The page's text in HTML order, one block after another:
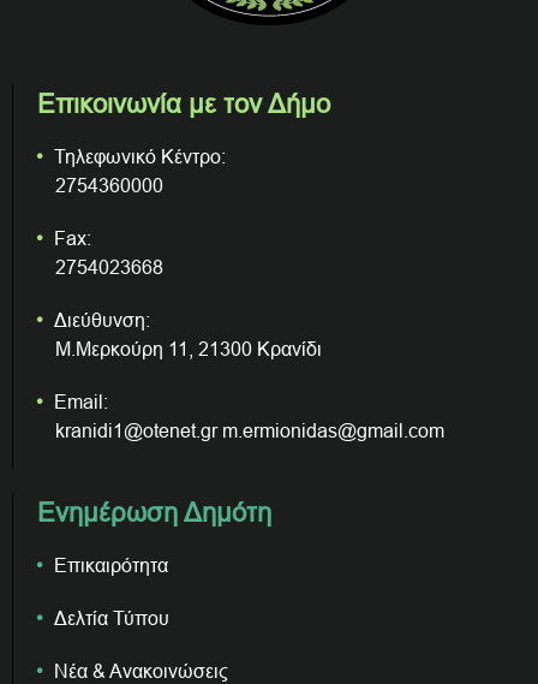
Επικοινωνία με τον Δήμο
Τηλεφωνικό Κέντρο:
2754360000
Fax:
2754023668
Διεύθυνση:
Μ.Μερκούρη 11, 21300 Κρανίδι
Email:
kranidi1@otenet.gr m.ermionidas@gmail.com
Ενημέρωση Δημότη
Επικαιρότητα
Δελτία Τύπου
Νέα & Ανακοινώσεις